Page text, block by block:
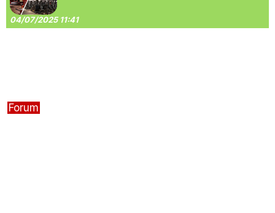
04/07/2025 11:41
Forum